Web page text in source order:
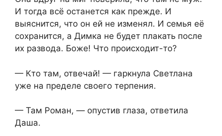
И тогда всё останется как прежде. И
выяснится, что он ей не изменял. И семья её
сохранится, а Димка не будет плакать после
их развода. Боже! Что происходит-то?
— Кто там, отвечай! — гаркнула Светлана
уже на пределе своего терпения.
— Там Роман, — опустив глаза, ответила
Даша.